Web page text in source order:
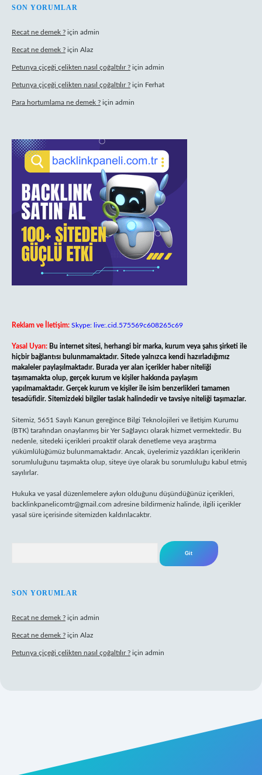
SON YORUMLAR
Recat ne demek ? için admin
Recat ne demek ? için Alaz
Petunya çiçeği çelikten nasıl çoğaltılır ? için admin
Petunya çiçeği çelikten nasıl çoğaltılır ? için Ferhat
Para hortumlama ne demek ? için admin
Reklam ve İletişim: Skype: live:.cid.575569c608265c69
Yasal Uyarı: Bu internet sitesi, herhangi bir marka, kurum veya şahıs şirketi ile
hiçbir bağlantısı bulunmamaktadır. Sitede yalnızca kendi hazırladığımız
makaleler paylaşılmaktadır. Burada yer alan içerikler haber niteliği
taşımamakta olup, gerçek kurum ve kişiler hakkında paylaşım
yapılmamaktadır. Gerçek kurum ve kişiler ile isim benzerlikleri tamamen
tesadüfidir. Sitemizdeki bilgiler taslak halindedir ve tavsiye niteliği taşımazlar.
Sitemiz, 5651 Sayılı Kanun gereğince Bilgi Teknolojileri ve İletişim Kurumu
(BTK) tarafından onaylanmış bir Yer Sağlayıcı olarak hizmet vermektedir. Bu
nedenle, sitedeki içerikleri proaktif olarak denetleme veya araştırma
yükümlülüğümüz bulunmamaktadır. Ancak, üyelerimiz yazdıkları içeriklerin
sorumluluğunu taşımakta olup, siteye üye olarak bu sorumluluğu kabul etmiş
sayılırlar.
Hukuka ve yasal düzenlemelere aykırı olduğunu düşündüğünüz içerikleri,
backlinkpanelicomtr@gmail.com adresine bildirmeniz halinde, ilgili içerikler
yasal süre içerisinde sitemizden kaldırılacaktır.
SON YORUMLAR
Recat ne demek ? için admin
Recat ne demek ? için Alaz
Petunya çiçeği çelikten nasıl çoğaltılır ? için admin